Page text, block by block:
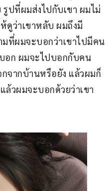
ปที่ผมส่งไปกับเขา ผมไม่
ดูว่าเขาหลับ ผมถึงมี
มที่ผมจะบอกว่าเขาไปมีคน
อก ผมจะไปบอกกับคน
จากบ้านหรือยัง แล้วผมก็
ล้วผมจะบอกด้วยว่าเขา